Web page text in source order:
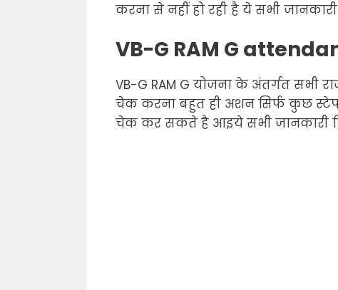
करना से नहीं हो रही है ये सभी
VB-G RAM G
VB-G RAM G योजना के अंतर्गत सभी
चेक करना बहुत ही अशन सिर्फ कुछ
चेक कर सकते है आइये सभी जानकारी